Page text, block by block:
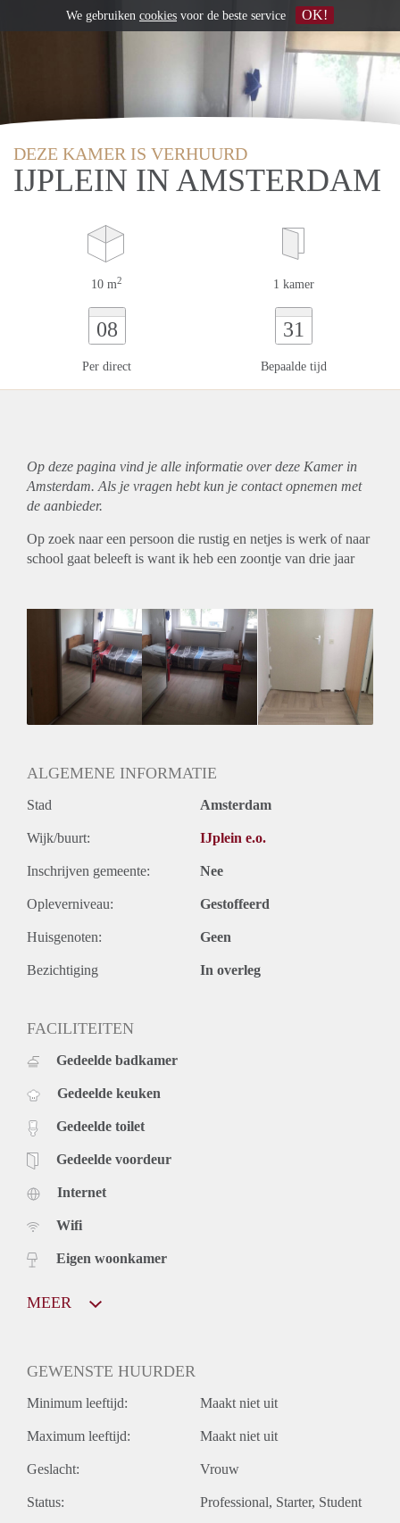
DEZE KAMER IS VERHUURD
IJPLEIN IN AMSTERDAM
10 m2 1 kamer
08
Per direct
31
Bepaalde tijd
Op deze pagina vind je alle informatie over deze Kamer in
Amsterdam. Als je vragen hebt kun je contact opnemen met
de aanbieder.
Op zoek naar een persoon die rustig en netjes is werk of naar
school gaat beleeft is want ik heb een zoontje van drie jaar
ALGEMENE INFORMATIE
Stad Amsterdam
Wijk/buurt: IJplein e.o.
Inschrijven gemeente: Nee
Opleverniveau: Gestoffeerd
Huisgenoten: Geen
Bezichtiging In overleg
FACILITEITEN
Gedeelde badkamer
Gedeelde keuken
Gedeelde toilet
Gedeelde voordeur
Internet
Wifi
Eigen woonkamer
MEER
GEWENSTE HUURDER
Minimum leeftijd: Maakt niet uit
Maximum leeftijd: Maakt niet uit
Geslacht: Vrouw
Status: Professional Starter Student
We gebruiken cookies voor de beste service OK!